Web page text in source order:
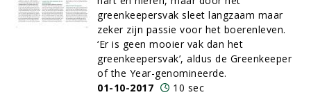
greenkeepersvak sleet langzaam maar
zeker zijn passie voor het boerenleven.
‘Er is geen mooier vak dan het
greenkeepersvak’, aldus de Greenkeeper
of the Year-genomineerde.
01-10-2017
10 sec